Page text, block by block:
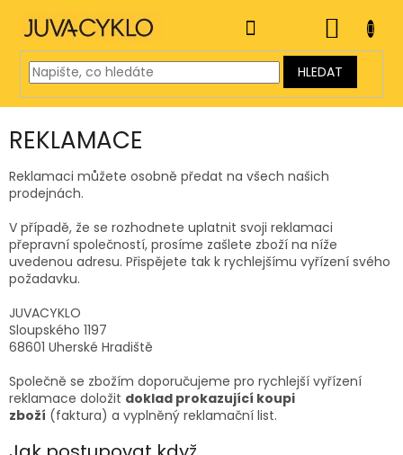
obsah
HLEDAT
KOŠÍK
REKLAMACE
Reklamaci můžete osobně předat na všech našich
prodejnách.
V případě, že se rozhodnete uplatnit svoji reklamaci
přepravní společností, prosíme zašlete zboží na níže
uvedenou adresu. Přispějete tak k rychlejšímu vyřízení svého
požadavku.
JUVACYKLO
Sloupského 1197
68601 Uherské Hradiště
Společně se zbožím doporučujeme pro rychlejší vyřízení
reklamace doložit doklad prokazující koupi
zboží (faktura) a vyplněný reklamační list.